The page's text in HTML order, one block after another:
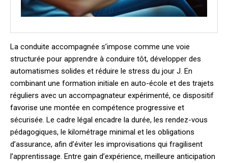
La conduite accompagnée s’impose comme une voie
structurée pour apprendre à conduire tôt, développer des
automatismes solides et réduire le stress du jour J. En
combinant une formation initiale en auto-école et des trajets
réguliers avec un accompagnateur expérimenté, ce dispositif
favorise une montée en compétence progressive et
sécurisée. Le cadre légal encadre la durée, les rendez-vous
pédagogiques, le kilométrage minimal et les obligations
d’assurance, afin d’éviter les improvisations qui fragilisent
l’apprentissage. Entre gain d’expérience, meilleure anticipation